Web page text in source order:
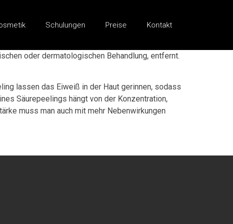
Schulungen Preise Kontakt
oder dermatologischen Behandlung, entfernt.
lassen das Eiweiß in der Haut gerinnen, sodass
Säurepeelings hängt von der Konzentration,
muss man auch mit mehr Nebenwirkungen